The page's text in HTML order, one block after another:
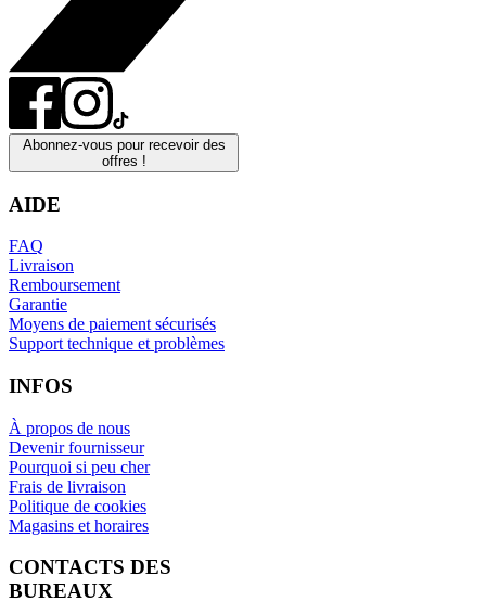
Abonnez-vous pour recevoir des
offres !
AIDE
FAQ
Livraison
Remboursement
Garantie
Moyens de paiement sécurisés
Support technique et problèmes
INFOS
À propos de nous
Devenir fournisseur
Pourquoi si peu cher
Frais de livraison
Politique de cookies
Magasins et horaires
CONTACTS DES
BUREAUX